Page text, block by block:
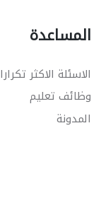
المساعدة
الاسئلة الاكثر تكرارا
وظائف تعليم
المدونة